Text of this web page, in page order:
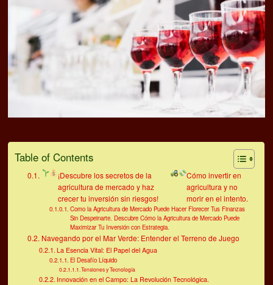
Table of Contents
¡Descubre los secretos de la
agricultura de mercado y haz
crecer tu inversión sin riesgos!
Cómo invertir en
agricultura y no
morir en el intento.
Como la Agricultura de Mercado Puede Hacer Florecer Tus Finanzas
Sin Despeinarte. Descubre Cómo la Agricultura de Mercado Puede
Maximizar Tu Inversión con Estrategia.
Navegando por el Mar Verde: Entender el Terreno de Juego
La Esencia Vital: El Papel del Agua
El Desafío Líquido
Tensiones y Tecnología
Innovación en el Campo: La Revolución Tecnológica.